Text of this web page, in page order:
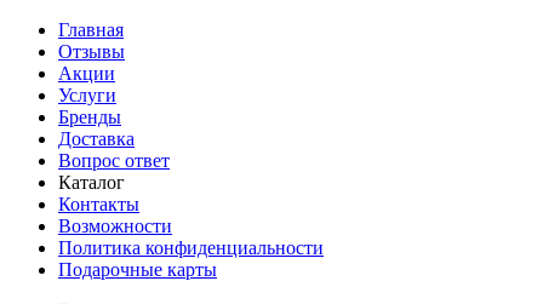
Главная
Отзывы
Акции
Услуги
Бренды
Доставка
Вопрос ответ
Каталог
Контакты
Возможности
Политика конфиденциальности
Подарочные карты